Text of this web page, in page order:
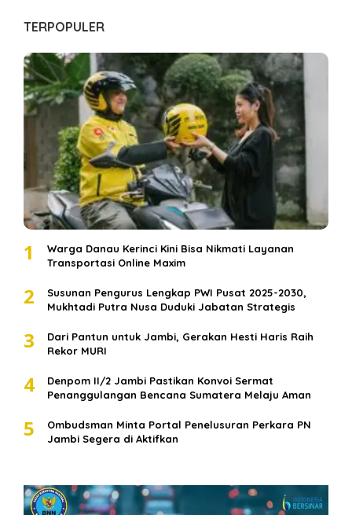
TERPOPULER
1
Warga Danau Kerinci Kini Bisa Nikmati Layanan
Transportasi Online Maxim
2
Susunan Pengurus Lengkap PWI Pusat 2025-2030,
Mukhtadi Putra Nusa Duduki Jabatan Strategis
3
Dari Pantun untuk Jambi, Gerakan Hesti Haris Raih
Rekor MURI
4
Denpom II/2 Jambi Pastikan Konvoi Sermat
Penanggulangan Bencana Sumatera Melaju Aman
5
Ombudsman Minta Portal Penelusuran Perkara PN
Jambi Segera di Aktifkan